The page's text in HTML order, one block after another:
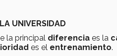
UNIVERSIDAD
la principal diferencia es la
es el entrenamiento.